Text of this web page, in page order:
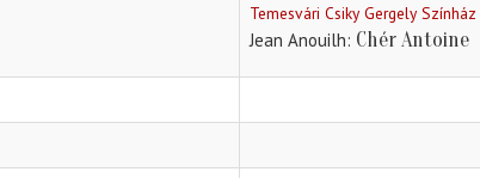
Temesvári Csiky Gergely Színház
Jean Anouilh Chér Antoine